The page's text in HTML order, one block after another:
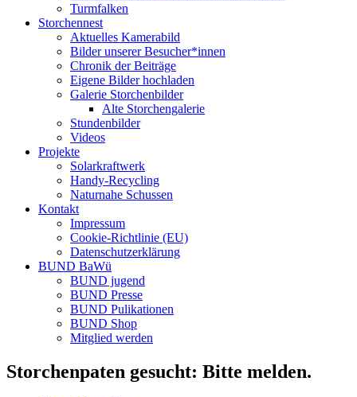
Turmfalken
Storchennest
Aktuelles Kamerabild
Bilder unserer Besucher*innen
Chronik der Beiträge
Eigene Bilder hochladen
Galerie Storchenbilder
Alte Storchengalerie
Stundenbilder
Videos
Projekte
Solarkraftwerk
Handy-Recycling
Naturnahe Schussen
Kontakt
Impressum
Cookie-Richtlinie (EU)
Datenschutzerklärung
BUND BaWü
BUND jugend
BUND Presse
BUND Pulikationen
BUND Shop
Mitglied werden
Storchenpaten gesucht: Bitte melden.